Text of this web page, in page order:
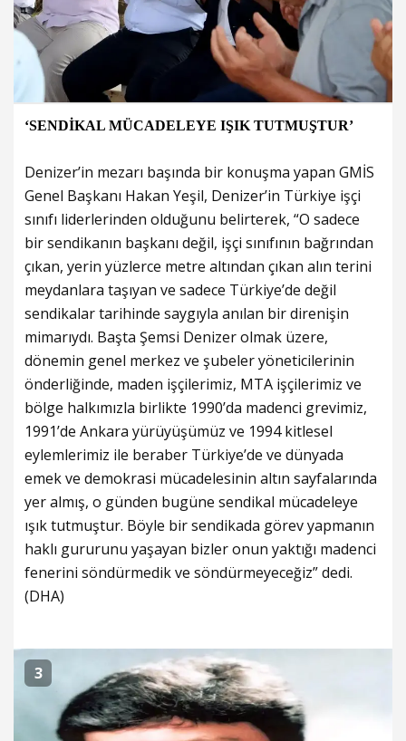
‘SENDİKAL MÜCADELEYE IŞIK TUTMUŞTUR’
Denizer’in mezarı başında bir konuşma yapan GMİS
Genel Başkanı Hakan Yeşil, Denizer’in Türkiye işçi
sınıfı liderlerinden olduğunu belirterek, “O sadece
bir sendikanın başkanı değil, işçi sınıfının bağrından
çıkan, yerin yüzlerce metre altından çıkan alın terini
meydanlara taşıyan ve sadece Türkiye’de değil
sendikalar tarihinde saygıyla anılan bir direnişin
mimarıydı. Başta Şemsi Denizer olmak üzere,
dönemin genel merkez ve şubeler yöneticilerinin
önderliğinde, maden işçilerimiz, MTA işçilerimiz ve
bölge halkımızla birlikte 1990’da madenci grevimiz,
1991’de Ankara yürüyüşümüz ve 1994 kitlesel
eylemlerimiz ile beraber Türkiye’de ve dünyada
emek ve demokrasi mücadelesinin altın sayfalarında
yer almış, o günden bugüne sendikal mücadeleye
ışık tutmuştur. Böyle bir sendikada görev yapmanın
haklı gururunu yaşayan bizler onun yaktığı madenci
fenerini söndürmedik ve söndürmeyeceğiz” dedi.
(DHA)
3